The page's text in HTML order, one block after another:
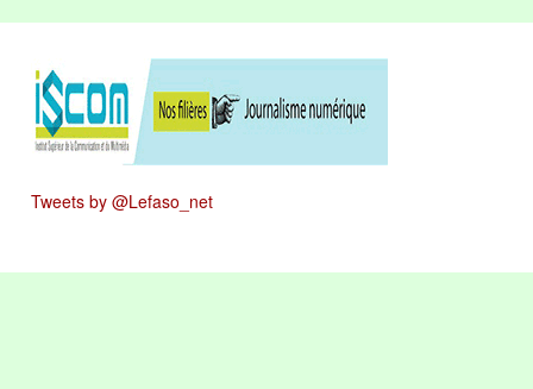
Tweets by @Lefaso_net